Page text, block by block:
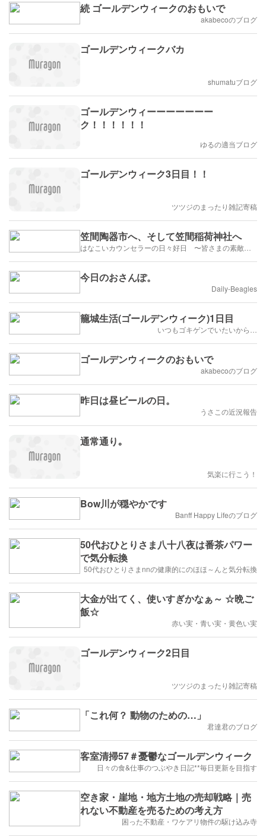
続 ゴールデンウィークのおもいで
akabecoのブログ
ゴールデンウィークバカ
shumatuブログ
ゴールデンウィーーーーーーー
ク！！！！！！
ゆるの適当ブログ
ゴールデンウィーク3日目！！
ツツジのまったり雑記寄稿
笠間陶器市へ、そして笠間稲荷神社へ
今日のおさんぽ。
Daily-Beagles
籠城生活(ゴールデンウィーク)1日目
いつもゴキゲンでいたいから…
ゴールデンウィークのおもいで
akabecoのブログ
昨日は昼ビールの日。
うさこの近況報告
通常通り｡
気楽に行こう！
Bow川が穏やかです
Banff Happy Lifeのブログ
50代おひとりさま八十八夜は番茶パワー
で気分転換
50代おひとりさまnnの健康的にのほほ～んと気分転換
大金が出てく、使いすぎかなぁ～ ☆晩ご
飯☆
赤い実・青い実・黄色い実
ゴールデンウィーク2日目
ツツジのまったり雑記寄稿
「これ何？ 動物のための…」
君達君のブログ
客室清掃57＃憂鬱なゴールデンウィーク
日々の食&仕事のつぶやき日記**毎日更新を目指す
空き家・崖地・地方土地の売却戦略｜売
れない不動産を売るための考え方
困った不動産・ワケアリ物件の駆け込み寺